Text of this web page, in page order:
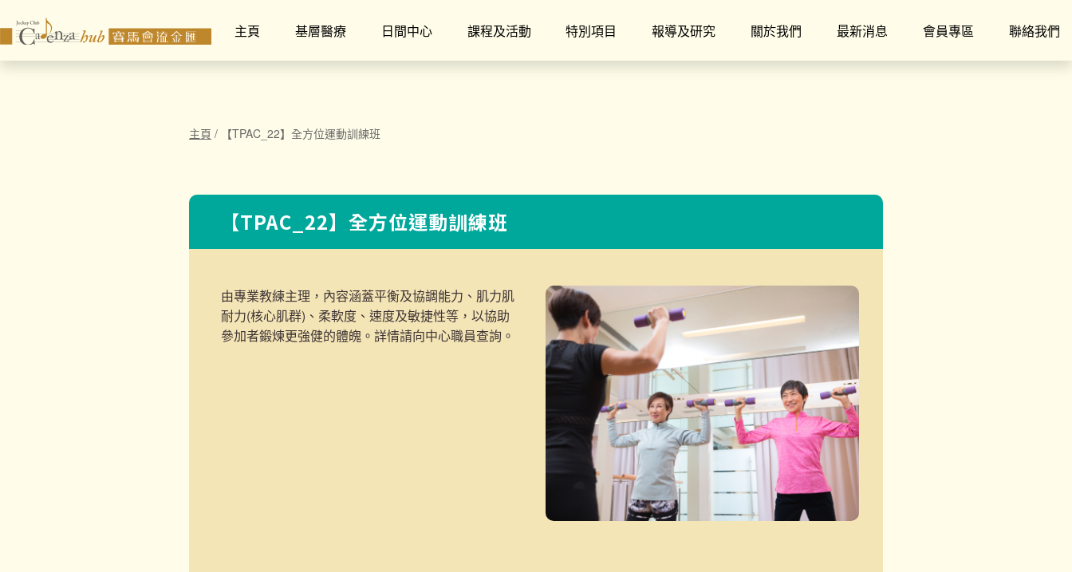
主頁 基層醫療 日間中心 課程及活動 特別項目 報導及研究 關於我們 最新消息 會員專區 聯絡我們
主頁 / 【TPAC_22】全方位運動訓練班
【TPAC_22】全方位運動訓練班
由專業教練主理，內容涵蓋平衡及協調能力、肌力肌
耐力(核心肌群)、柔軟度、速度及敏捷性等，以協助
參加者鍛煉更強健的體魄。詳情請向中心職員查詢。